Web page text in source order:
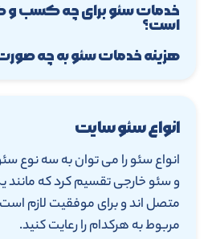
خدمات سئو برای چه کسب و
است؟
هزینه خدمات سئو به چه
انواع سئو سایت
انواع سئو را می توان به سه نوع
و سئو خارجی تقسیم کرد که مانند
متصل اند و برای موفقیت لازم
مربوط به هرکدام را رعایت کنید.